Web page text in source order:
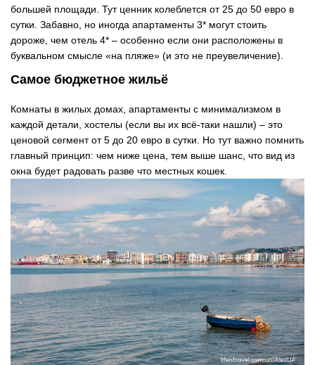
большей площади. Тут ценник колеблется от 25 до 50 евро в
сутки. Забавно, но иногда апартаменты 3* могут стоить
дороже, чем отель 4* – особенно если они расположены в
буквальном смысле «на пляже» (и это не преувеличение).
Самое бюджетное жильё
Комнаты в жилых домах, апартаменты с минимализмом в
каждой детали, хостелы (если вы их всё-таки нашли) – это
ценовой сегмент от 5 до 20 евро в сутки. Но тут важно помнить
главный принцип: чем ниже цена, тем выше шанс, что вид из
окна будет радовать разве что местных кошек.